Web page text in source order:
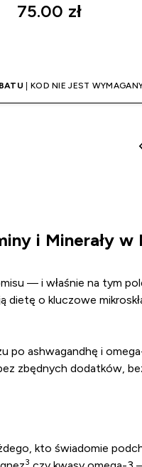
75.00 zł‎
| KOD NIE JEST
i Minerały w
— i właśnie na tym
o kluczowe
ashwagandhę i
zbędnych dodatków,
kto świadomie
3